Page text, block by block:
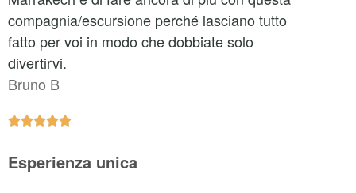
compagnia/escursione perché lasciano tutto
fatto per voi in modo che dobbiate solo
divertirvi.
Bruno B

Esperienza unica